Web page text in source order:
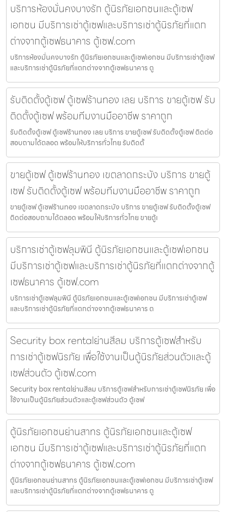
บริการห้องมั่นคงบางรัก ตู้นิรภัยเอกชนและตู้เซฟ
เอกชน มีบริการเช่าตู้เซฟและบริการเช่าตู้นิรภัยที่แตก
ต่างจากตู้เซฟธนาคาร ตู้เซฟ.com
บริการห้องมั่นคงบางรัก ตู้นิรภัยเอกชนและตู้เซฟเอกชน มีบริการเช่าตู้เซฟ
และบริการเช่าตู้นิรภัยที่แตกต่างจากตู้เซฟธนาคาร ตู
รับติดตั้งตู้เซฟ ตู้เซฟร้านทอง เลย บริการ ขายตู้เซฟ รับ
ติดตั้งตู้เซฟ พร้อมทีมงานมืออาชีพ ราคาถูก
รับติดตั้งตู้เซฟ ตู้เซฟร้านทอง เลย บริการ ขายตู้เซฟ รับติดตั้งตู้เซฟ ติดต่อ
สอบถามได้ตลอด พร้อมให้บริการทั่วไทย รับติดตั้
ขายตู้เซฟ ตู้เซฟร้านทอง เขตลาดกระบัง บริการ ขายตู้
เซฟ รับติดตั้งตู้เซฟ พร้อมทีมงานมืออาชีพ ราคาถูก
ขายตู้เซฟ ตู้เซฟร้านทอง เขตลาดกระบัง บริการ ขายตู้เซฟ รับติดตั้งตู้เซฟ
ติดต่อสอบถามได้ตลอด พร้อมให้บริการทั่วไทย ขายตู้เ
บริการเช่าตู้เซฟลุมพินี ตู้นิรภัยเอกชนและตู้เซฟเอกชน
มีบริการเช่าตู้เซฟและบริการเช่าตู้นิรภัยที่แตกต่างจากตู้
เซฟธนาคาร ตู้เซฟ.com
บริการเช่าตู้เซฟลุมพินี ตู้นิรภัยเอกชนและตู้เซฟเอกชน มีบริการเช่าตู้เซฟ
และบริการเช่าตู้นิรภัยที่แตกต่างจากตู้เซฟธนาคาร ต
Security box rentalย่านสีลม บริการตู้เซฟสำหรับ
การเช่าตู้เซฟนิรภัย เพื่อใช้งานเป็นตู้นิรภัยส่วนตัวและตู้
เซฟส่วนตัว ตู้เซฟ.com
Security box rentalย่านสีลม บริการตู้เซฟสำหรับการเช่าตู้เซฟนิรภัย เพื่อ
ใช้งานเป็นตู้นิรภัยส่วนตัวและตู้เซฟส่วนตัว ตู้เซฟ
ตู้นิรภัยเอกชนย่านสาทร ตู้นิรภัยเอกชนและตู้เซฟ
เอกชน มีบริการเช่าตู้เซฟและบริการเช่าตู้นิรภัยที่แตก
ต่างจากตู้เซฟธนาคาร ตู้เซฟ.com
ตู้นิรภัยเอกชนย่านสาทร ตู้นิรภัยเอกชนและตู้เซฟเอกชน มีบริการเช่าตู้เซฟ
และบริการเช่าตู้นิรภัยที่แตกต่างจากตู้เซฟธนาคาร ตู